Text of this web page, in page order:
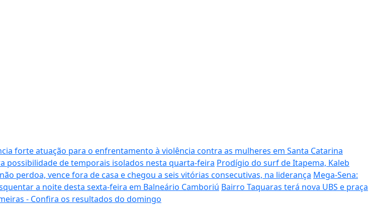
forte atuação para o enfrentamento à violência contra as mulheres em Santa Catarina
possibilidade de temporais isolados nesta quarta-feira Prodígio do surf de Itapema, Kaleb
perdoa, vence fora de casa e chegou a seis vitórias consecutivas, na liderança Mega-Sena:
a noite desta sexta-feira em Balneário Camboriú Bairro Taquaras terá nova UBS e praça
- Confira os resultados do domingo